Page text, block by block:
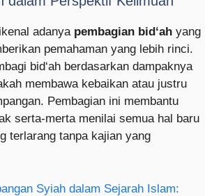
adanya pembagian bid‘ah yang
pemahaman yang lebih rinci.
bid‘ah berdasarkan dampaknya
membawa kebaikan atau justru
Pembagian ini membantu
serta-merta menilai semua hal baru
terlarang tanpa kajian yang
Syiah dalam Sejarah Islam: